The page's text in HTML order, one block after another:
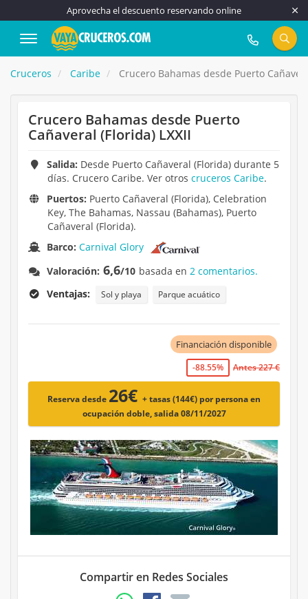
Aprovecha el descuento reservando online
917 815 555
Cruceros Caribe Crucero Bahamas desde Puerto
Crucero Bahamas desde Puerto
Cañaveral (Florida) LXXII
Salida: Desde Puerto Cañaveral (Florida) durante 5
días. Crucero Caribe. Ver otros cruceros Caribe.
Puertos: Puerto Cañaveral (Florida), Celebration
Key, The Bahamas, Nassau (Bahamas), Puerto
Cañaveral (Florida).
Barco:Carnival Glory
Valoración: 6,6/10 basada en2 comentarios.
Ventajas:
Sol y playa Parque acuático
Financiación disponible
-88.55% Antes 227 €
Reserva desde 26€ + tasas (144€) por persona en
ocupación doble, salida 08/11/2027
Compartir en Redes Sociales